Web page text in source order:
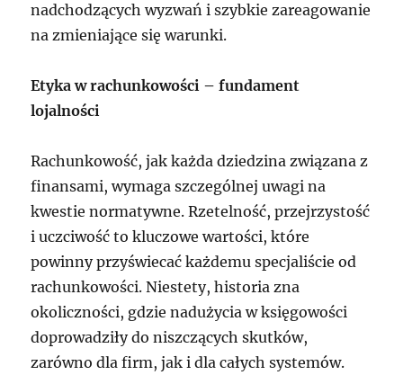
nadchodzących wyzwań i szybkie zareagowanie
na zmieniające się warunki.
Etyka w rachunkowości – fundament
lojalności
Rachunkowość, jak każda dziedzina związana z
finansami, wymaga szczególnej uwagi na
kwestie normatywne. Rzetelność, przejrzystość
i uczciwość to kluczowe wartości, które
powinny przyświecać każdemu specjaliście od
rachunkowości. Niestety, historia zna
okoliczności, gdzie nadużycia w księgowości
doprowadziły do niszczących skutków,
zarówno dla firm, jak i dla całych systemów.